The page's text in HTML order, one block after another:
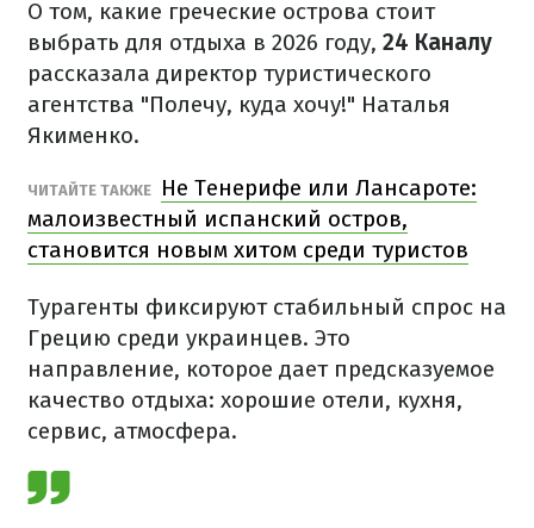
О том, какие греческие острова стоит
выбрать для отдыха в 2026 году, 24 Каналу
рассказала директор туристического
агентства "Полечу, куда хочу!" Наталья
Якименко.
ЧИТАЙТЕ ТАКЖЕ
Не Тенерифе или Лансароте:
малоизвестный испанский остров,
становится новым хитом среди туристов
Турагенты фиксируют стабильный спрос на
Грецию среди украинцев. Это
направление, которое дает предсказуемое
качество отдыха: хорошие отели, кухня,
сервис, атмосфера.